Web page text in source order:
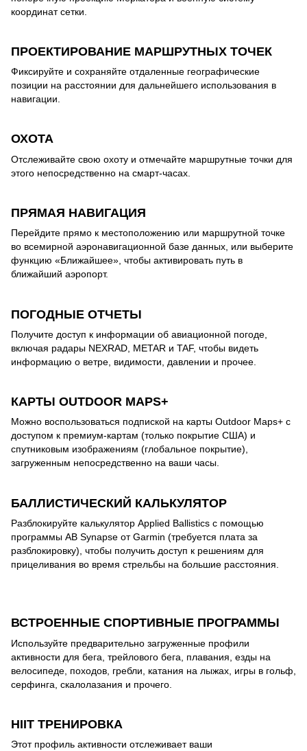
координат сетки.
ПРОЕКТИРОВАНИЕ МАРШРУТНЫХ ТОЧЕК
Фиксируйте и сохраняйте отдаленные географические
позиции на расстоянии для дальнейшего использования в
навигации.
ОХОТА
Отслеживайте свою охоту и отмечайте маршрутные точки для
этого непосредственно на смарт-часах.
ПРЯМАЯ НАВИГАЦИЯ
Перейдите прямо к местоположению или маршрутной точке
во всемирной аэронавигационной базе данных, или выберите
функцию «Ближайшее», чтобы активировать путь в
ближайший аэропорт.
ПОГОДНЫЕ ОТЧЕТЫ
Получите доступ к информации об авиационной погоде,
включая радары NEXRAD, METAR и TAF, чтобы видеть
информацию о ветре, видимости, давлении и прочее.
КАРТЫ OUTDOOR MAPS+
Можно воспользоваться подпиской на карты Outdoor Maps+ с
доступом к премиум-картам (только покрытие США) и
спутниковым изображениям (глобальное покрытие),
загруженным непосредственно на ваши часы.
БАЛЛИСТИЧЕСКИЙ КАЛЬКУЛЯТОР
Разблокируйте калькулятор Applied Ballistics с помощью
программы AB Synapse от Garmin (требуется плата за
разблокировку), чтобы получить доступ к решениям для
прицеливания во время стрельбы на большие расстояния.
ВСТРОЕННЫЕ СПОРТИВНЫЕ ПРОГРАММЫ
Используйте предварительно загруженные профили
активности для бега, трейлового бега, плавания, езды на
велосипеде, походов, гребли, катания на лыжах, игры в гольф,
серфинга, скалолазания и прочего.
HIIT ТРЕНИРОВКА
Этот профиль активности отслеживает ваши